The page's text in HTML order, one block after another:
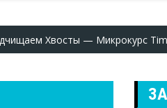
Хвосты — Микрокурс